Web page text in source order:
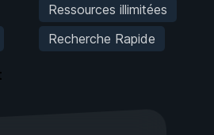
Ressources illimitées
Recherche Rapide